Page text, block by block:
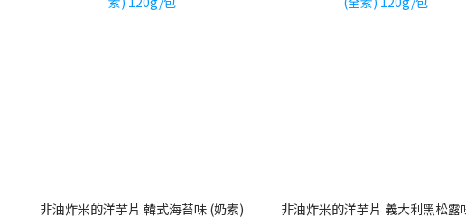
非油炸米的洋芋片 韓式海苔味 (奶素)
非油炸米的洋芋片 義大利黑松露